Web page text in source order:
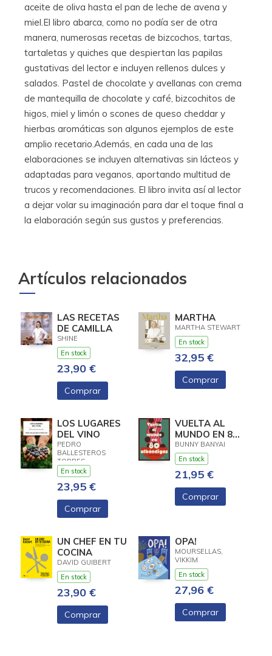
aceite de oliva hasta el pan de leche de avena y
miel.El libro abarca, como no podía ser de otra
manera, numerosas recetas de bizcochos, tartas,
tartaletas y quiches que despiertan las papilas
gustativas del lector e incluyen rellenos dulces y
salados. Pastel de chocolate y avellanas con crema
de mantequilla de chocolate y café, bizcochitos de
higos, miel y limón o scones de queso cheddar y
hierbas aromáticas son algunos ejemplos de este
amplio recetario.Además, en cada una de las
elaboraciones se incluyen alternativas sin lácteos y
adaptadas para veganos, aportando multitud de
trucos y recomendaciones. El libro invita así al lector
a dejar volar su imaginación para dar el toque final a
la elaboración según sus gustos y preferencias.
Artículos relacionados
LAS RECETAS
DE CAMILLA
SHINE
En stock
23,90 €
Comprar
MARTHA
MARTHA STEWART
En stock
32,95 €
Comprar
LOS LUGARES
DEL VINO
PEDRO
BALLESTEROS
TORRES
En stock
23,95 €
Comprar
VUELTA AL
MUNDO EN 80
ALBONDIGAS
BUNNY BANYAI
En stock
21,95 €
Comprar
UN CHEF EN TU
COCINA
DAVID GUIBERT
En stock
23,90 €
Comprar
OPA!
MOURSELLAS,
VIKKIM
En stock
27,96 €
Comprar